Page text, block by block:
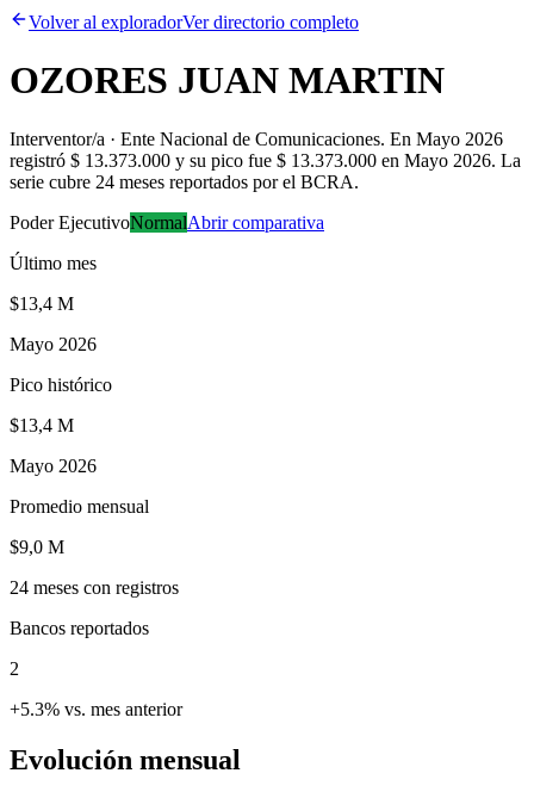
Volver al exploradorVer directorio completo
OZORES JUAN MARTIN
Interventor/a · Ente Nacional de Comunicaciones. En Mayo 2026
registró $ 13.373.000 y su pico fue $ 13.373.000 en Mayo 2026. La
serie cubre 24 meses reportados por el BCRA.
Poder EjecutivoNormalAbrir comparativa
Último mes
$13,4 M
Mayo 2026
Pico histórico
$13,4 M
Mayo 2026
Promedio mensual
$9,0 M
24 meses con registros
Bancos reportados
2
+5.3% vs. mes anterior
Evolución mensual